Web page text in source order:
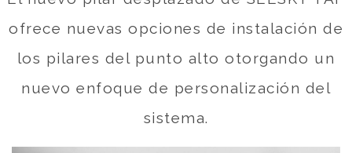
ofrece nuevas opciones de instalación de
los pilares del punto alto otorgando un
nuevo enfoque de personalización del
sistema.